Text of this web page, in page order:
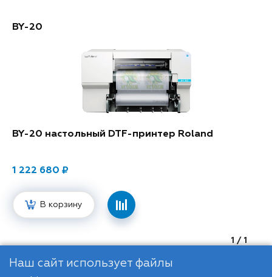
элементах декора позволяет улучшить акустику
становится существенным, поскольку в интерьерах
все чаще встречаются твердые звукоотражающие
поверхности, такие как гранит, плитка, стекло и
твердые породы дерева.
1 / 1
BY-20
BY-20 настольный DTF-принтер Roland
1 222 680
В корзину
Наш сайт использует файлы